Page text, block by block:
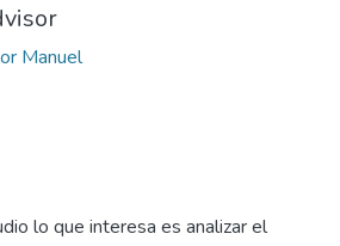
Manuel
lo que interesa es analizar el